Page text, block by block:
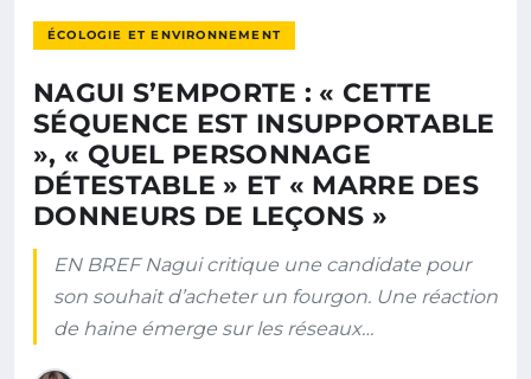
ÉCOLOGIE ET ENVIRONNEMENT
NAGUI S’EMPORTE : « CETTE
SÉQUENCE EST INSUPPORTABLE
», « QUEL PERSONNAGE
DÉTESTABLE » ET « MARRE DES
DONNEURS DE LEÇONS »
EN BREF Nagui critique une candidate pour
son souhait d’acheter un fourgon. Une réaction
de haine émerge sur les réseaux…